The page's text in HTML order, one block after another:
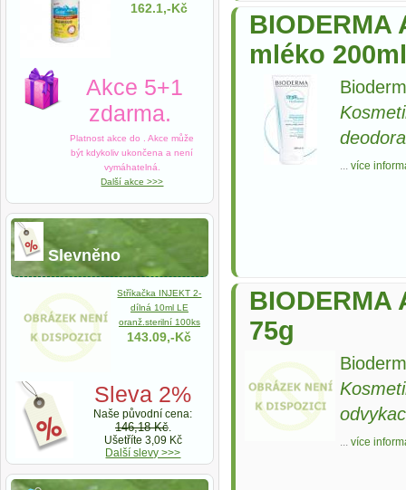
BIODERMA
mléko 200ml
... více
BIODERMA
75g
... více
162.1,-Kč
Akce 5+1
zdarma.
Platnost akce do
. Akce může
být kdykoliv ukončena a není
vymáhatelná.
Další akce >>>
Slevněno
Stříkačka INJEKT 2-
dílná 10ml LE
oranž.sterilní 100ks
143.09,-Kč
Sleva 2%
Naše původní cena:
146,18 Kč.
Ušetříte 3,09 Kč
Další slevy >>>